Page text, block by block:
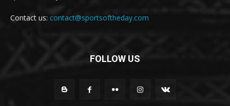
Contact us: contact@sportsoftheday.com
FOLLOW US